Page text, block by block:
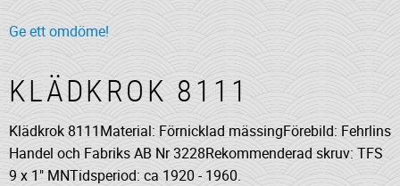
Ge ett omdöme!
KLÄDKROK 8111
Klädkrok 8111Material: Förnicklad mässingFörebild: Fehrlins
Handel och Fabriks AB Nr 3228Rekommenderad skruv: TFS
9 x 1" MNTidsperiod: ca 1920 - 1960.